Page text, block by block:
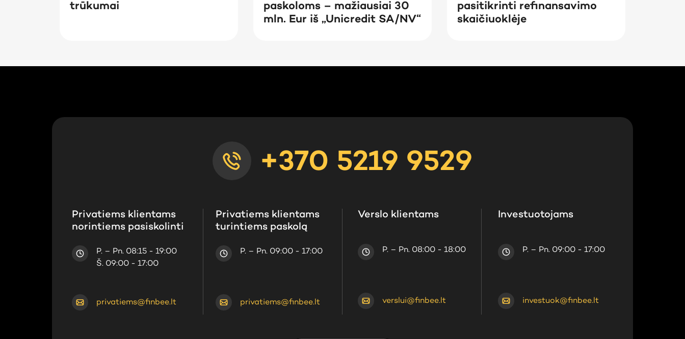
trūkumai
paskoloms – mažiausiai 30
mln. Eur iš „Unicredit SA/NV“
pasitikrinti refinansavimo
skaičiuoklėje
+370 5219 9529
Privatiems klientams
norintiems pasiskolinti
P. – Pn. 08:15 - 19:00
Š. 09:00 - 17:00
privatiems@finbee.lt
Privatiems klientams
turintiems paskolą
P. – Pn. 09:00 - 17:00
privatiems@finbee.lt
Verslo klientams
P. – Pn. 08:00 - 18:00
verslui@finbee.lt
Investuotojams
P. – Pn. 09:00 - 17:00
investuok@finbee.lt